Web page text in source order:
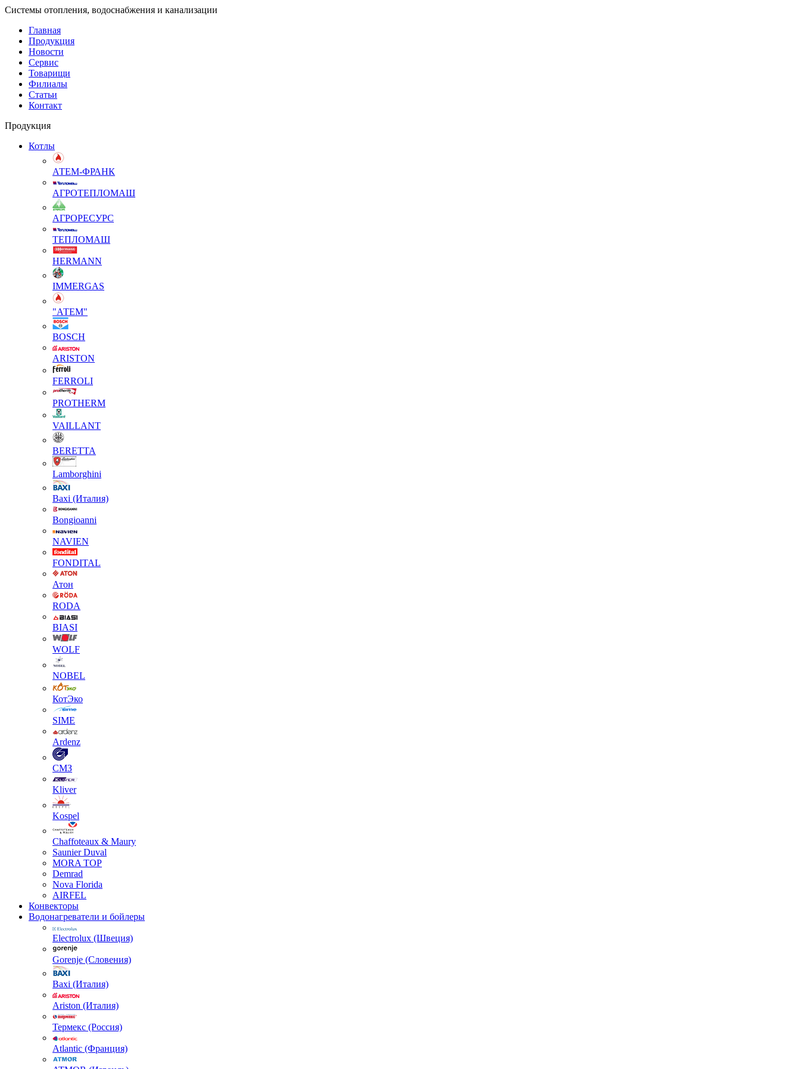
Системы отопления, водоснабжения и канализации
Главная
Продукция
Новости
Сервис
Товарищи
Филиалы
Статьи
Контакт
Продукция
Котлы
АТЕМ-ФРАНК
АГРОТЕПЛОМАШ
АГРОРЕСУРС
ТЕПЛОМАШ
HERMANN
IMMERGAS
"АТЕМ"
BOSCH
ARISTON
FERROLI
PROTHERM
VAILLANT
BERETTA
Lamborghini
Baxi (Италия)
Вongioanni
NAVIEN
FONDITAL
Атон
RODA
BIASI
WOLF
NOBEL
КотЭко
SIME
Ardenz
СМЗ
Kliver
Kospel
Chaffoteaux & Maury
Saunier Duval
MORA TOP
Demrad
Nova Florida
AIRFEL
Конвекторы
Водонагреватели и бойлеры
Electrolux (Швеция)
Gorenje (Словения)
Baxi (Италия)
Ariston (Италия)
Термекс (Россия)
Atlantic (Франция)